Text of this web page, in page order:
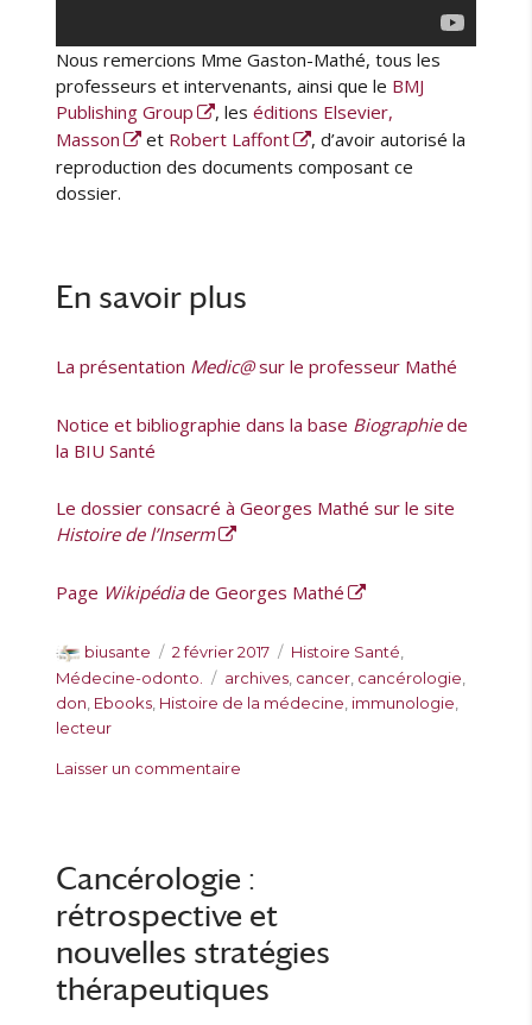
Nous remercions Mme Gaston-Mathé, tous les
professeurs et intervenants, ainsi que le BMJ
Publishing Group
, leséditions Elsevier,
Masson
et Robert Laffont
, d’avoir autorisé la
reproduction des documents composant ce
dossier.
En savoir plus
La présentation Medic@sur le professeur Mathé
Notice et bibliographie dans la base Biographiede
la BIU Santé
Le dossier consacré à Georges Mathé sur le site
Histoire de l’Inserm
Page Wikipédiade Georges Mathé
A
u
t
e
r
biusante
P
u
b
é
2 février 2017
C
a
t
Histoire Santé
Médecine-odonto.
É
t
u
e
archives cancer cancérologie
don Ebooks Histoire de la médecine immunologie
lecteur
Laisser un commentaire
a
c
h
Cancérologie :
rétrospective et
nouvelles stratégies
thérapeutiques